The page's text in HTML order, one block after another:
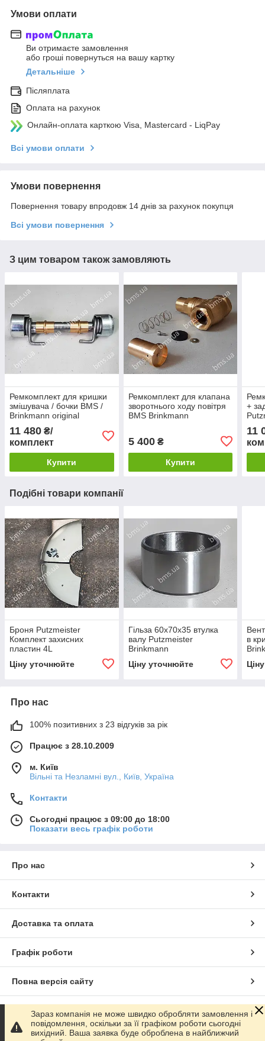
Умови оплати
Ви отримаєте замовлення
або гроші повернуться на вашу картку
Детальніше
Післяплата
Оплата на рахунок
Онлайн-оплата карткою Visa, Mastercard - LiqPay
Всі умови оплати
Умови повернення
Повернення товару впродовж 14 днів за рахунок покупця
Всі умови повернення
З цим товаром також замовляють
Ремкомплект для кришки
змішувача / бочки BMS /
Brinkmann original
11 480 ₴/
комплект
Купити
Ремкомплект для клапана
зворотнього ходу повітря
BMS Brinkmann
5 400₴
Купити
+
11
Подібні товари компанії
Броня Putzmeister
Комплект захисних
пластин 4L
Ціну уточнюйте
Гільза 60x70x35 втулка
валу Putzmeister
Brinkmann
Ціну уточнюйте
в
Про нас
100% позитивних з 23 відгуків за рік
Працює з 28.10.2009
м. Київ
Вільні та Незламні вул., Київ, Україна
Контакти
Сьогодні працює з 09:00 до 18:00
Показати весь графік роботи
Про нас
Контакти
Доставка та оплата
Графік роботи
Повна версія сайту
Сайт створено на маркетплейсіProm.ua
Зараз компанія не може швидко обробляти замовлення і
повідомлення, оскільки за її графіком роботи сьогодні
вихідний. Ваша заявка буде оброблена в найближчий